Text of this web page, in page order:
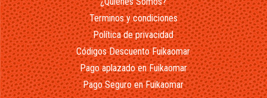
Terminos y condiciones
Política de privacidad
Códigos Descuento Fuikaomar
Pago aplazado en Fuikaomar
Pago Seguro en Fuikaomar